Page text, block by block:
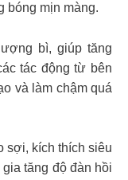
bóng mịn màng.
bì, giúp tăng
tác động từ bên
và làm chậm quá
sợi, kích thích siêu
tăng độ đàn hồi